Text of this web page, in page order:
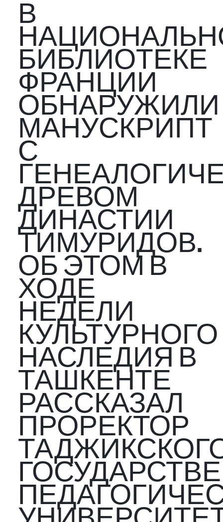
В
БИБЛИОТЕКЕ
ФРАНЦИИ
ОБНАРУЖИЛИ
МАНУСКРИПТ
С
ДРЕВОМ
ДИНАСТИИ
ТИМУРИДОВ.
ОБ ЭТОМ В
ХОДЕ
НЕДЕЛИ
КУЛЬТУРНОГО
НАСЛЕДИЯ В
ТАШКЕНТЕ
РАССКАЗАЛ
ПРОРЕКТОР